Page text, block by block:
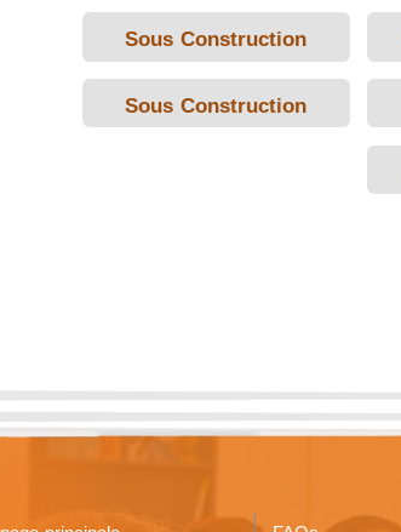
Sous Construction
Sous Construction